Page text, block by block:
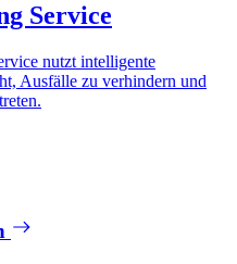
Service
nutzt intelligente
Ausfälle zu verhindern und